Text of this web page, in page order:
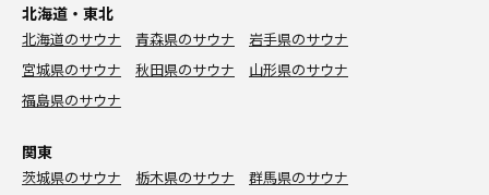
北海道・東北
北海道のサウナ 青森県のサウナ
岩手県のサウナ
宮城県のサウナ
秋田県のサウナ
山形県のサウナ
福島県のサウナ
関東
茨城県のサウナ 栃木県のサウナ
群馬県のサウナ